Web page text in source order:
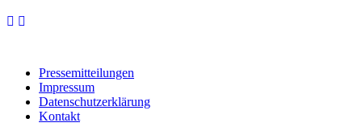
Pressemitteilungen
Impressum
Datenschutzerklärung
Kontakt